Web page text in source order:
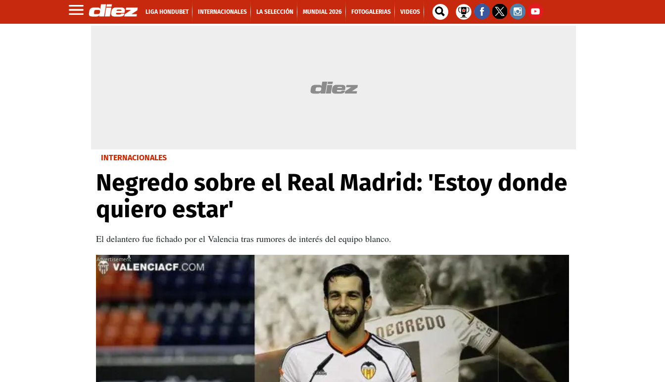
LIGA HONDUBET INTERNACIONALES LA SELECCIÓN MUNDIAL 2026 FOTOGALERIAS VIDEOS
INTERNACIONALES
Negredo sobre el Real Madrid: 'Estoy donde
quiero estar'
El delantero fue fichado por el Valencia tras rumores de interés del equipo blanco.
X